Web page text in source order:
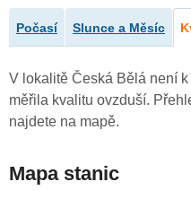
Počasí Slunce a Měsíc
V lokalitě Česká Bělá není
měřila kvalitu ovzduší.
najdete na mapě.
Mapa stanic